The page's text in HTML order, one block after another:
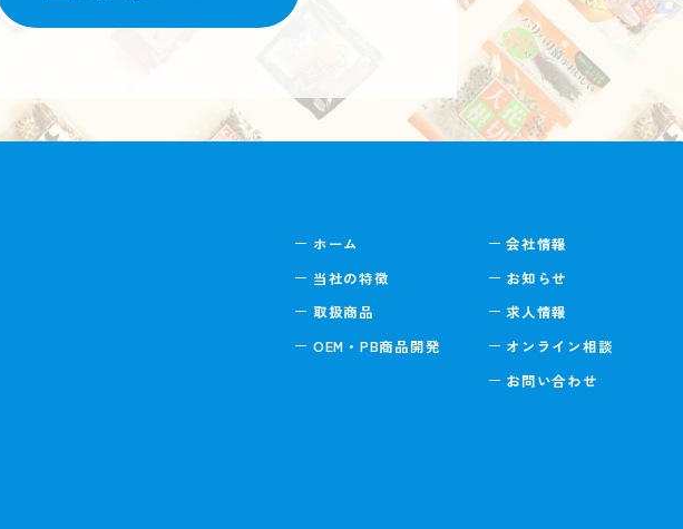
ホーム
当社の特徴
取扱商品
OEM・PB商品開発
会社情報
お知らせ
求人情報
オンライン相談
お問い合わせ